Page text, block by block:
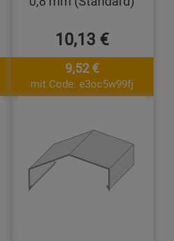
10,13 €
9,52 €
mit Code: e3oc5w99fj